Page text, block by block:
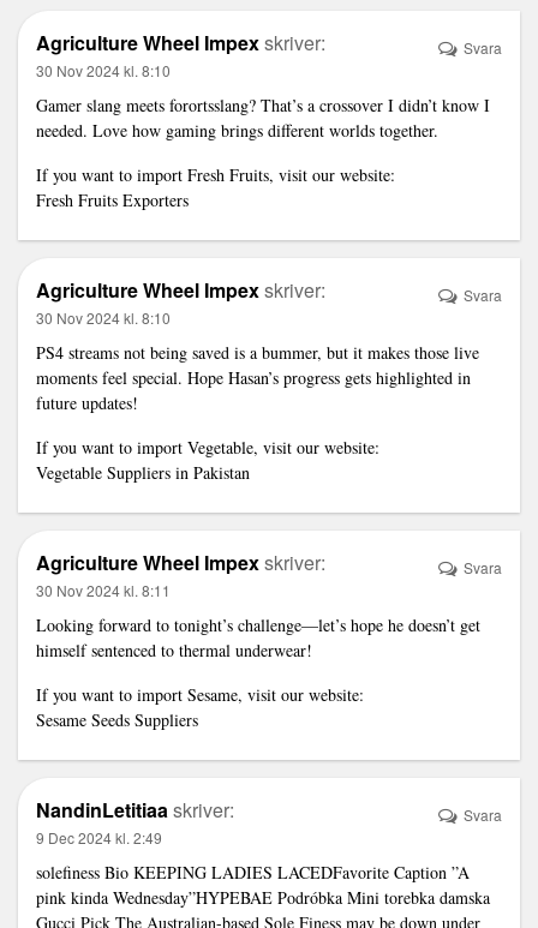
Agriculture Wheel Impexskriver:
30 Nov 2024 kl. 8:10
Gamer slang meets forortsslang? That’s a crossover I didn’t know I
needed. Love how gaming brings different worlds together.
If you want to import Fresh Fruits, visit our website:
Fresh Fruits Exporters
Svara
Agriculture Wheel Impexskriver:
30 Nov 2024 kl. 8:10
PS4 streams not being saved is a bummer, but it makes those live
moments feel special. Hope Hasan’s progress gets highlighted in
future updates!
If you want to import Vegetable, visit our website:
Vegetable Suppliers in Pakistan
Svara
Agriculture Wheel Impexskriver:
30 Nov 2024 kl. 8:11
Looking forward to tonight’s challenge—let’s hope he doesn’t get
himself sentenced to thermal underwear!
If you want to import Sesame, visit our website:
Sesame Seeds Suppliers
Svara
NandinLetitiaaskriver:
9 Dec 2024 kl. 2:49
solefiness Bio KEEPING LADIES LACEDFavorite Caption ”A
pink kinda Wednesday”HYPEBAE Podróbka Mini torebka damska
Gucci Pick The Australian-based Sole Finess may be down under
Svara